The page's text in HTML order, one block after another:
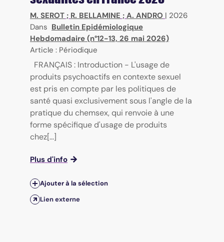
M. SEROT ; R. BELLAMINE ; A. ANDRO | 2026
Dans Bulletin Epidémiologique
Hebdomadaire (n°12-13, 26 mai 2026)
Article : Périodique
FRANÇAIS : Introduction - L'usage de
produits psychoactifs en contexte sexuel
est pris en compte par les politiques de
santé quasi exclusivement sous l'angle de la
pratique du chemsex, qui renvoie à une
forme spécifique d'usage de produits
chez[...]
Plus d'info
Ajouter à la sélection
Lien externe